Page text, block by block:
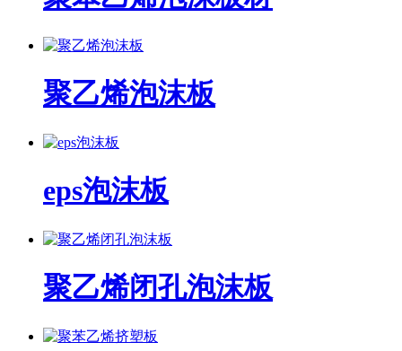
聚乙烯泡沫板
eps泡沫板
聚乙烯闭孔泡沫板